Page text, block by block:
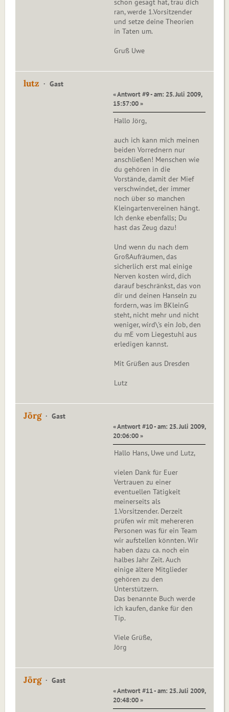
schon gesagt hat, trau dich
ran, werde 1.Vorsitzender
und setze deine Theorien
in Taten um.
Gruß Uwe
lutz Gast
« Antwort #9 - am: 25. Juli 2009,
15:57:00 »
Hallo Jörg,
auch ich kann mich meinen
beiden Vorrednern nur
anschließen! Menschen wie
du gehören in die
Vorstände, damit der Mief
verschwindet, der immer
noch über so manchen
Kleingartenvereinen hängt.
Ich denke ebenfalls; Du
hast das Zeug dazu!
Und wenn du nach dem
GroßAufräumen, das
sicherlich erst mal einige
Nerven kosten wird, dich
darauf beschränkst, das von
dir und deinen Hanseln zu
fordern, was im BKleinG
steht, nicht mehr und nicht
weniger, wird\'s ein Job, den
du mE vom Liegestuhl aus
erledigen kannst.
Mit Grüßen aus Dresden
Lutz
Jörg Gast
« Antwort #10 - am: 25. Juli 2009,
20:06:00 »
Hallo Hans, Uwe und Lutz,
vielen Dank für Euer
Vertrauen zu einer
eventuellen Tätigkeit
meinerseits als
1.Vorsitzender. Derzeit
prüfen wir mit mehereren
Personen was für ein Team
wir aufstellen könnten. Wir
haben dazu ca. noch ein
halbes Jahr Zeit. Auch
einige ältere Mitglieder
gehören zu den
Unterstützern.
Das benannte Buch werde
ich kaufen, danke für den
Tip.
Viele Grüße,
Jörg
Jörg Gast
« Antwort #11 - am: 25. Juli 2009,
20:48:00 »